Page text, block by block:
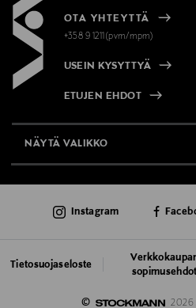
OTA YHTEYTTÄ
+358 9 1211(pvm/mpm)
USEIN KYSYTTYÄ
ETUJEN EHDOT
NÄYTÄ VALIKKO
AJANKOHTAISTA
©
2026
Tietosuojaseloste
Instagram